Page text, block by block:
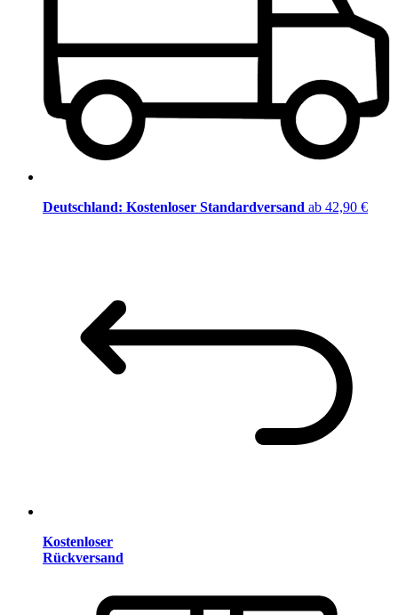
Deutschland: Kostenloser Standardversand ab 42,90 €
Kostenloser
Rückversand